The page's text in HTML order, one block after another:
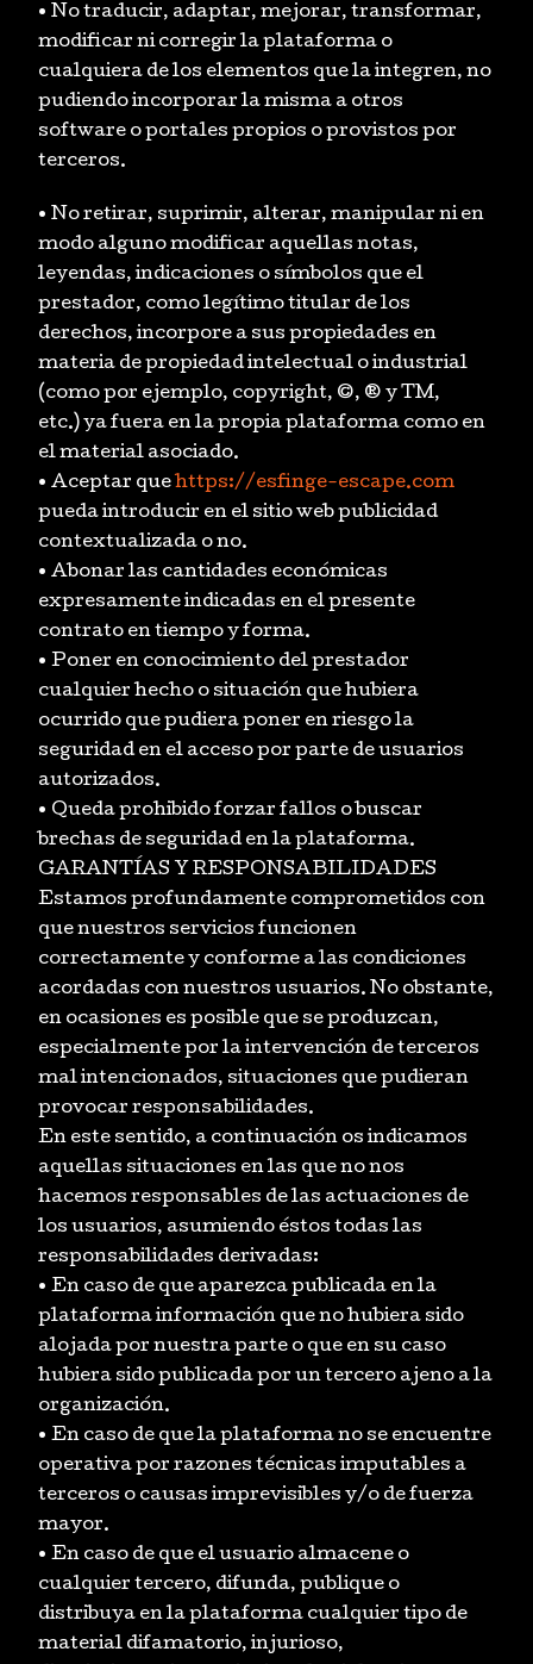
• No traducir, adaptar, mejorar, transformar,
modificar ni corregir la plataforma o
cualquiera de los elementos que la integren, no
pudiendo incorporar la misma a otros
software o portales propios o provistos por
terceros.
• No retirar, suprimir, alterar, manipular ni en
modo alguno modificar aquellas notas,
leyendas, indicaciones o símbolos que el
prestador, como legítimo titular de los
derechos, incorpore a sus propiedades en
materia de propiedad intelectual o industrial
(como por ejemplo, copyright, ©, ® y TM,
etc.) ya fuera en la propia plataforma como en
el material asociado.
• Aceptar quehttps://esfinge-escape.com
pueda introducir en el sitio web publicidad
contextualizada o no.
• Abonar las cantidades económicas
expresamente indicadas en el presente
contrato en tiempo y forma.
• Poner en conocimiento del prestador
cualquier hecho o situación que hubiera
ocurrido que pudiera poner en riesgo la
seguridad en el acceso por parte de usuarios
autorizados.
• Queda prohibido forzar fallos o buscar
brechas de seguridad en la plataforma.
GARANTÍAS Y RESPONSABILIDADES
Estamos profundamente comprometidos con
que nuestros servicios funcionen
correctamente y conforme a las condiciones
acordadas con nuestros usuarios. No obstante,
en ocasiones es posible que se produzcan,
especialmente por la intervención de terceros
mal intencionados, situaciones que pudieran
provocar responsabilidades.
En este sentido, a continuación os indicamos
aquellas situaciones en las que no nos
hacemos responsables de las actuaciones de
los usuarios, asumiendo éstos todas las
responsabilidades derivadas:
• En caso de que aparezca publicada en la
plataforma información que no hubiera sido
alojada por nuestra parte o que en su caso
hubiera sido publicada por un tercero ajeno a la
organización.
• En caso de que la plataforma no se encuentre
operativa por razones técnicas imputables a
terceros o causas imprevisibles y/o de fuerza
mayor.
• En caso de que el usuario almacene o
cualquier tercero, difunda, publique o
distribuya en la plataforma cualquier tipo de
material difamatorio, injurioso,